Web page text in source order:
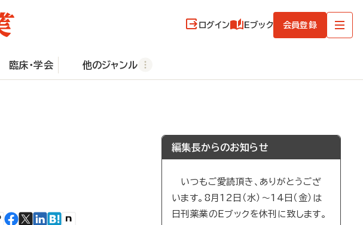
ログイン Eブック 会員登録
臨床・学会 他のジャンル
編集長からのお知らせ
いつもご愛読頂き、ありがとうござ
います。8月12日（水）～14日（金）は
日刊薬業のEブックを休刊に致します。